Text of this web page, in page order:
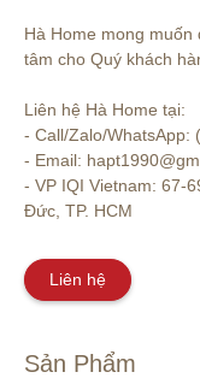
Hà Home mong
tâm cho Quý khách
Liên hệ Hà Home tại:
- Call/Zalo/WhatsApp:
- Email:
- VP IQI Vietnam: 67-
Đức, TP. HCM
Liên hệ
Sản Phẩm